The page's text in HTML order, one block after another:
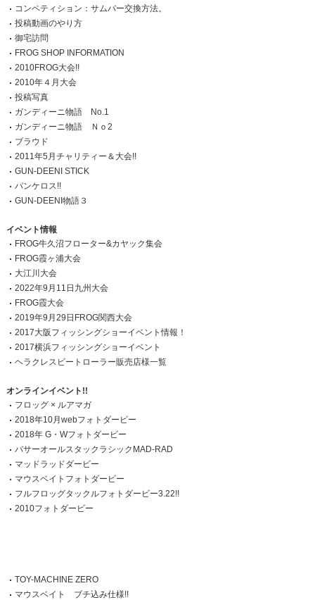
コンペティション：サムバー交換方法。
投稿動画のやり方
御宅訪問
FROG SHOP INFORMATION
2010FROG大会!!
2010年４月大会
投稿写真
ガンディーニ物語 No.1
ガンディーニ物語 Ｎｏ2
ブラウド
2011年5月チャリティー＆大会!!
GUN-DEENI STICK
パンケロス!!
GUN-DEENI物語３
イベント情報
FROG牛久沼フローター&カヤック集会
FROG霞ヶ浦大会
大江川大会
2022年9月11日九州大会
FROG霞大会
2019年9月29日FROG関西大会
2017大阪フィッシングショーイベント情報！
2017横浜フィッシングショーイベント
ヘラクレスビートローラー販売店様一覧
オンラインイベント!!
フロッグ × ルアマガ
2018年10月webフォトダービー
2018年 G・Wフォトダービー
バサーオールスタックラシックMAD-RAD
マッドラッドダービー
マウスベイトフォトダービー
フルフロッグタックルフォトダービー3.22!!
2010フォトダービー
TOY-MACHINE ZERO
マウスベイト ブチ込み仕様!!